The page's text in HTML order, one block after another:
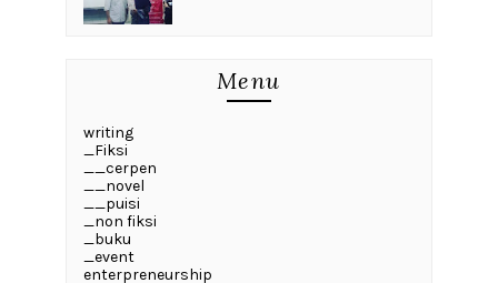
Menu
writing
_Fiksi
__cerpen
__novel
__puisi
_non fiksi
_buku
_event
enterpreneurship